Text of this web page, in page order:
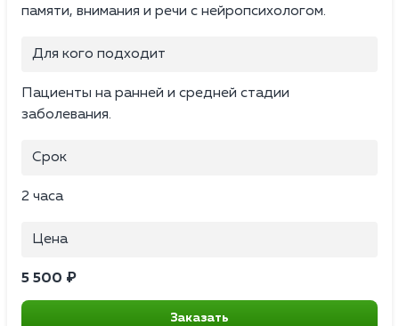
памяти, внимания и речи с нейропсихологом.
Для кого подходит
Пациенты на ранней и средней стадии
заболевания.
Срок
2 часа
Цена
5 500 ₽
Заказать